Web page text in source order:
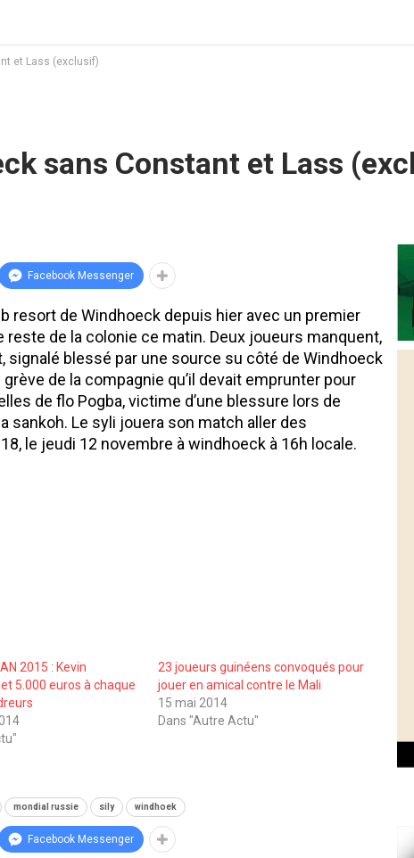
et Lass (exclusif)
sans Constant et Lass
Facebook Messenger
resort de Windhoeck depuis hier avec un premier
de la colonie ce matin. Deux joueurs manquent,
signalé blessé par une source su côté de Windhoeck
de la compagnie qu’il devait emprunter pour
de flo Pogba, victime d’une blessure lors de
sankoh. Le syli jouera son match aller des
le jeudi 12 novembre à windhoeck à 16h locale.
2015 : Kevin
5.000 euros à chaque
23 joueurs guinéens convoqués pour
jouer en amical contre le Mali
15 mai 2014
Dans "Autre Actu"
mondial russie sily windhoek
Facebook Messenger